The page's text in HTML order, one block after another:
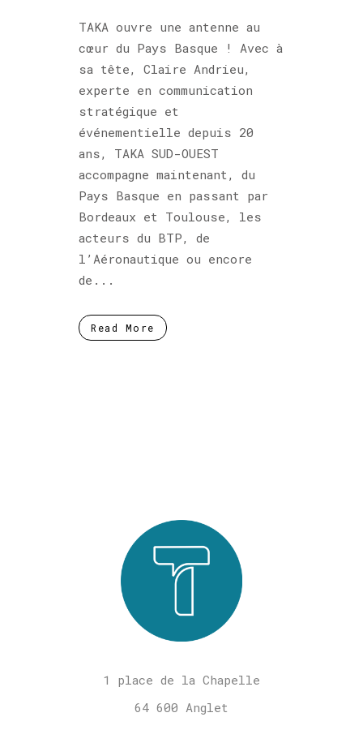
TAKA ouvre une antenne au
cœur du Pays Basque ! Avec à
sa tête, Claire Andrieu,
experte en communication
stratégique et
événementielle depuis 20
ans, TAKA SUD-OUEST
accompagne maintenant, du
Pays Basque en passant par
Bordeaux et Toulouse, les
acteurs du BTP, de
l’Aéronautique ou encore
de...
Read More
1 place de la Chapelle
64 600 Anglet